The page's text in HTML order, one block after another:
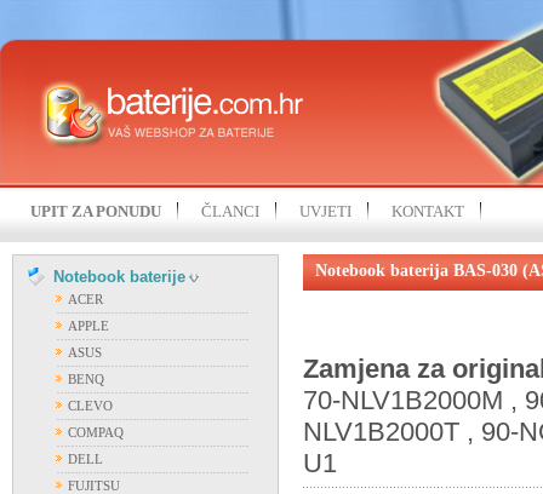
UPIT ZA PONUDU ČLANCI UVJETI KONTAKT
Notebook baterije
ACER
APPLE
ASUS
BENQ
CLEVO
COMPAQ
DELL
FUJITSU
Notebook baterija BAS-030
Zamjena za
70-NLV1B2000M ,
NLV1B2000T , 90-
U1